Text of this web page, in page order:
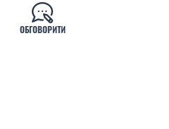
ОБГОВОРИТИ